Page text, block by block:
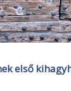
első